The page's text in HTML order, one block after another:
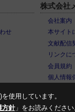
せ
株式会社
会社案内
本サイト
文献配信
リンクに
会員規約
個人情報
使用しています。
方針」をお読みください